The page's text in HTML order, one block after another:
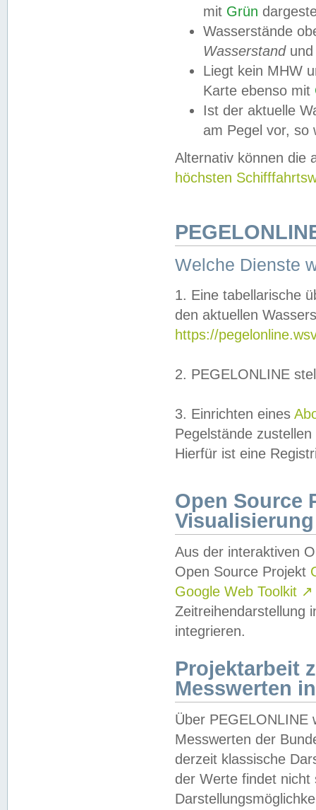
mit Grün
Wasserstände
Wasserstandund
Liegt kein MHW
Karte ebenso mit
Ist der aktuelle
am Pegel vor,
Alternativ können die
höchsten
Welche Dienste
1. Eine tabellarische
den aktuellen
https://
2. PEGELONLINE
3. Einrichten eines
Pegelstände
Hierfür ist eine
Open Source
Visualisierung
Aus der interaktiven
Open Source Projekt
Google Web Toolkit ↗
Zeitreihendarstellung
integrieren.
Projektarbeit
Messwerten
Über PEGELONLINE
Messwerten der
derzeit klassische
der Werte findet